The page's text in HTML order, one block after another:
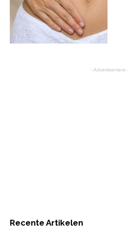
- Advertisement -
Recente Artikelen